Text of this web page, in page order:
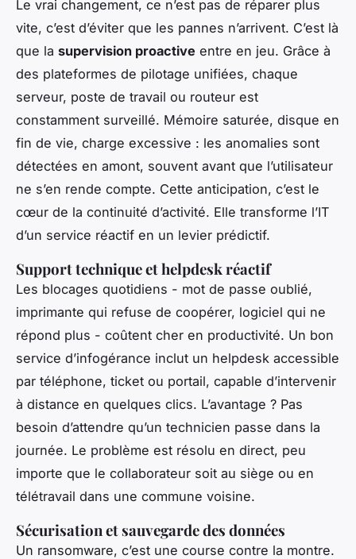
Le vrai changement, ce n’est pas de réparer plus
vite, c’est d’éviter que les pannes n’arrivent. C’est là
que la supervision proactive entre en jeu. Grâce à
des plateformes de pilotage unifiées, chaque
serveur, poste de travail ou routeur est
constamment surveillé. Mémoire saturée, disque en
fin de vie, charge excessive : les anomalies sont
détectées en amont, souvent avant que l’utilisateur
ne s’en rende compte. Cette anticipation, c’est le
cœur de la continuité d’activité. Elle transforme l’IT
d’un service réactif en un levier prédictif.
Support technique et helpdesk réactif
Les blocages quotidiens - mot de passe oublié,
imprimante qui refuse de coopérer, logiciel qui ne
répond plus - coûtent cher en productivité. Un bon
service d’infogérance inclut un helpdesk accessible
par téléphone, ticket ou portail, capable d’intervenir
à distance en quelques clics. L’avantage ? Pas
besoin d’attendre qu’un technicien passe dans la
journée. Le problème est résolu en direct, peu
importe que le collaborateur soit au siège ou en
télétravail dans une commune voisine.
Sécurisation et sauvegarde des données
Un ransomware, c’est une course contre la montre.